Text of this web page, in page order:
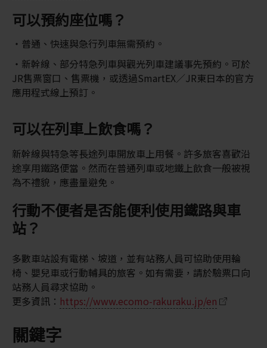
可以預約座位嗎？
普通、快速與急行列車無需預約。
新幹線、部分特急列車與觀光列車建議事先預約。可於
JR售票窗口、售票機，或透過SmartEX／JR東日本的官方
應用程式線上預訂。
可以在列車上飲食嗎？
新幹線與特急等長途列車開放車上用餐。許多旅客喜歡沿
途享用鐵路便當。然而在普通列車或地鐵上飲食一般被視
為不禮貌，應盡量避免。
行動不便者是否能便利使用鐵路與車
站？
多數車站設有電梯、坡道，並有站務人員可協助使用輪
椅、嬰兒車或行動輔具的旅客。如有需要，請於驗票口向
站務人員尋求協助。
更多資訊： https://www.ecomo-rakuraku.jp/en
關鍵字